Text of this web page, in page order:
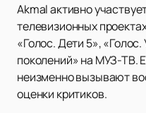
Akmal активно
телевизионных
«Голос. Дети 5»,
поколений» на МУЗ-ТВ.
неизменно вызывают
оценки критиков.